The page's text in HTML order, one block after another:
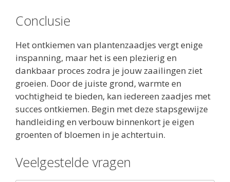
Conclusie
Het ontkiemen van plantenzaadjes vergt enige
inspanning, maar het is een plezierig en
dankbaar proces zodra je jouw zaailingen ziet
groeien. Door de juiste grond, warmte en
vochtigheid te bieden, kan iedereen zaadjes met
succes ontkiemen. Begin met deze stapsgewijze
handleiding en verbouw binnenkort je eigen
groenten of bloemen in je achtertuin.
Veelgestelde vragen